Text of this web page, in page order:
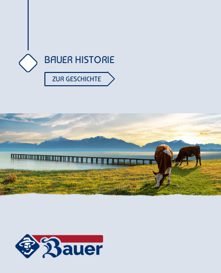
BAUER HISTORIE
ZUR GESCHICHTE